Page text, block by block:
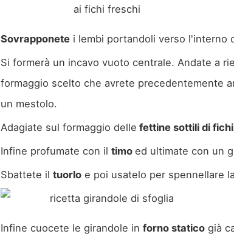
Sovrapponetei lembi portandoli verso l'interno
Si formerà un incavo vuoto centrale. Andate a
formaggio scelto che avrete precedentemente
un mestolo.
Adagiate sul formaggio delle fettine sottili di fichi
Infine profumate con il timo ed ultimate con un
Sbattete il tuorloe poi usatelo per spennellare
Infine cuocete le girandole in forno staticogià